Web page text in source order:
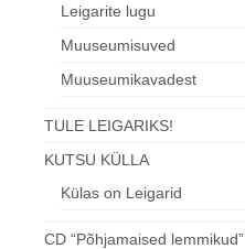
Leigarite lugu
Muuseumisuved
Muuseumikavadest
TULE LEIGARIKS!
KUTSU KÜLLA
Külas on Leigarid
CD “Põhjamaised lemmikud”